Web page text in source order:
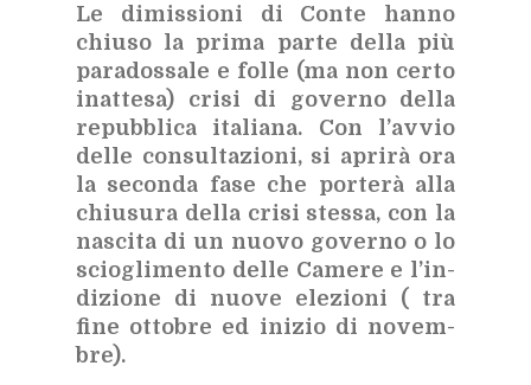
Le di­mis­sio­ni di Con­te han­no
chiu­so la pri­ma par­te del­la più
pa­ra­dos­sa­le e fol­le (ma non cer­to
inat­te­sa) cri­si di go­ver­no del­la
re­pub­bli­ca ita­lia­na. Con l’av­vio
del­le con­sul­ta­zio­ni, si apri­rà ora
la se­con­da fase che por­te­rà alla
chiu­su­ra del­la cri­si stes­sa, con la
na­sci­ta di un nuo­vo go­ver­no o lo
scio­gli­men­to del­le Ca­me­re e l’in­
di­zio­ne di nuo­ve ele­zio­ni ( tra
fine ot­to­bre ed ini­zio di no­vem­
bre).